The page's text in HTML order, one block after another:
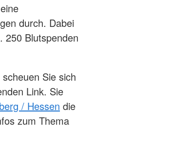
durch. Dabei
250 Blutspenden
Sie sich
Link. Sie
/ Hessen die
zum Thema